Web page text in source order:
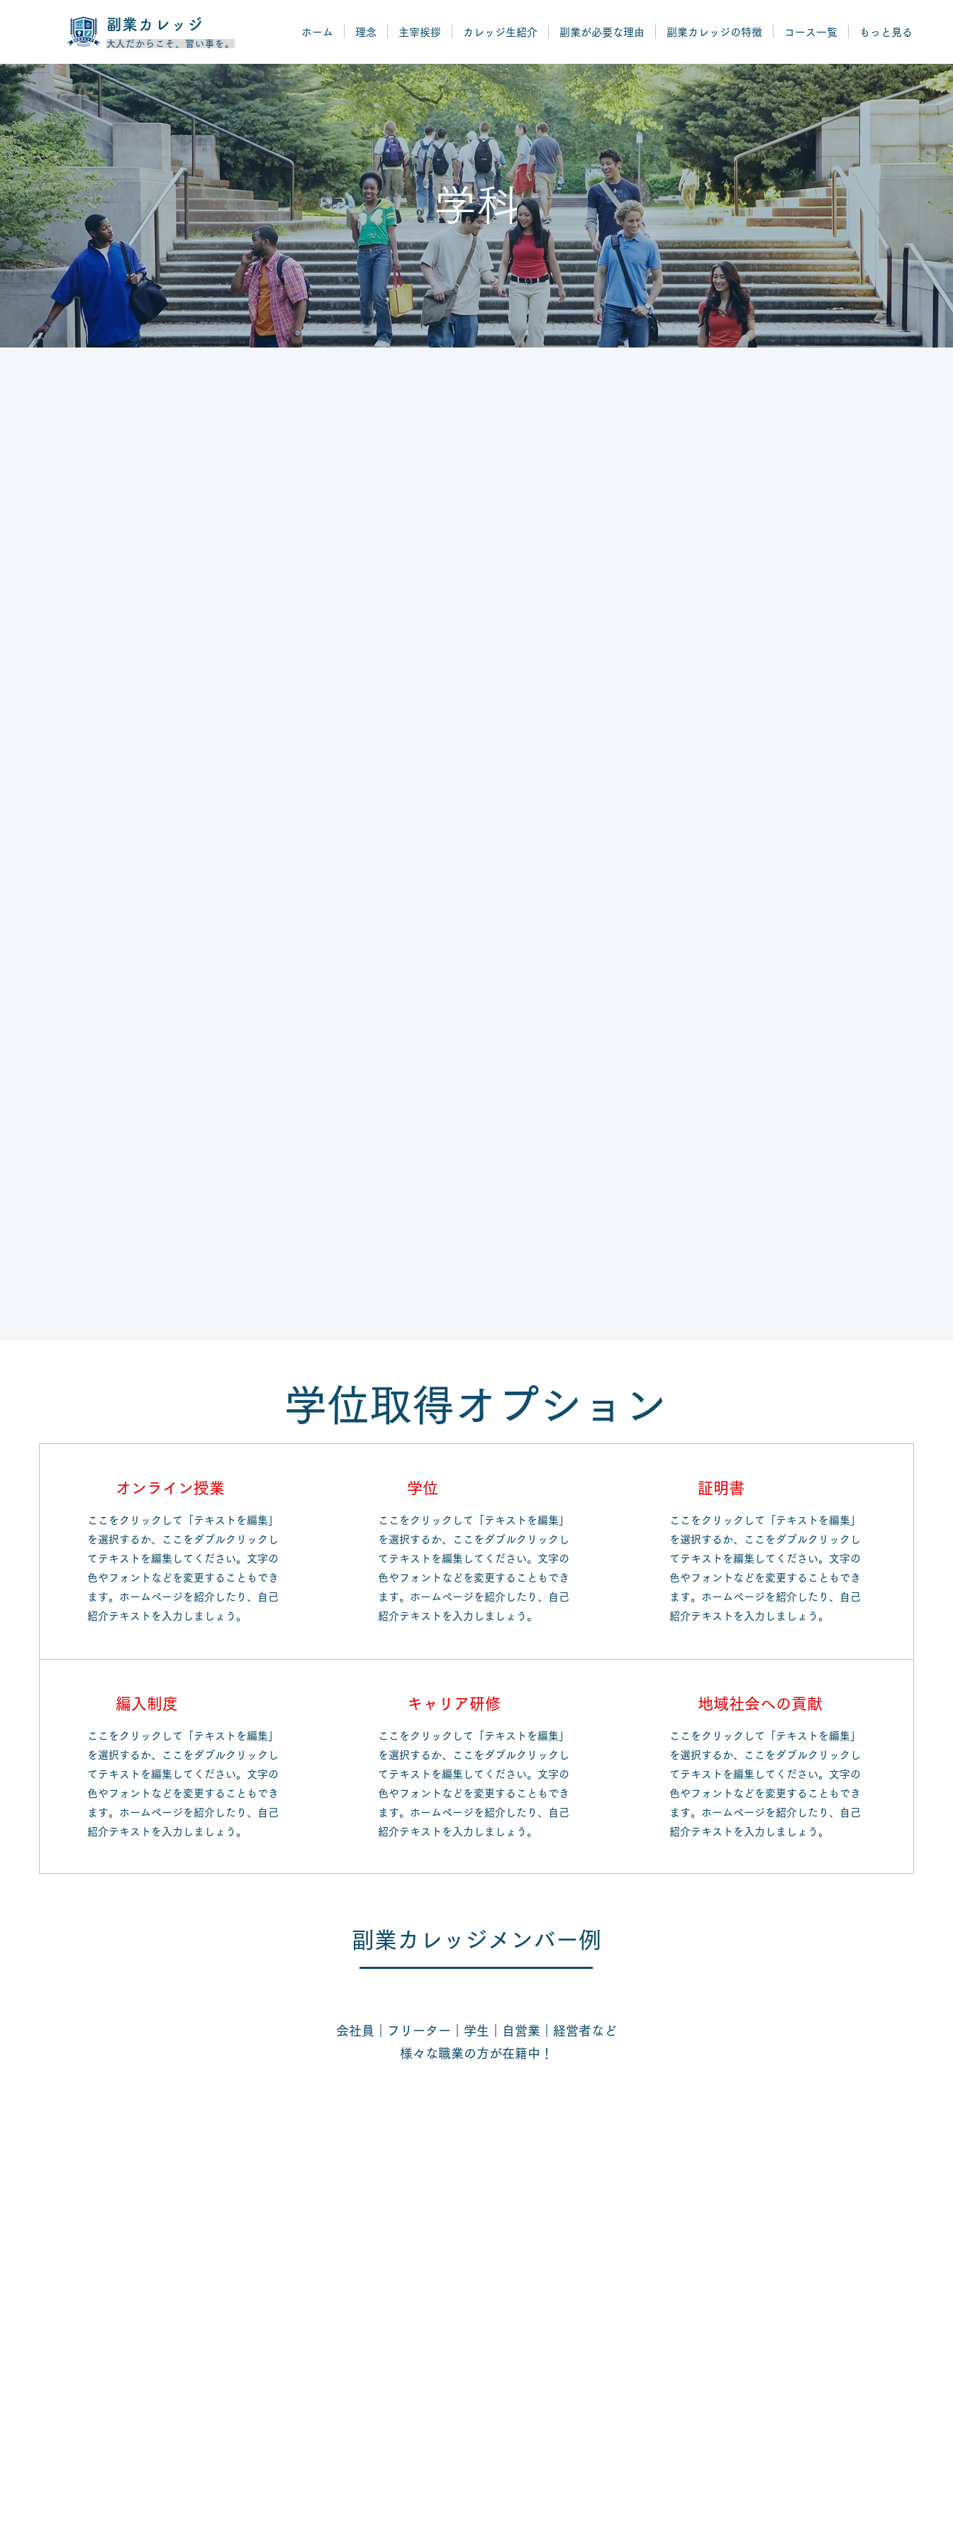
​副業カレッジ
​大人だからこそ、習い事を。
ホーム 理念 主宰挨拶 カレッジ生紹介 副業が必要な理由 副業カレッジの特徴 コース一覧 もっと見る
学科
学位取得オプション
オンライン授業
ここをクリックして「テキストを編集」
を選択するか、ここをダブルクリックし
てテキストを編集してください。文字の
色やフォントなどを変更することもでき
ます。ホームページを紹介したり、自己
紹介テキストを入力しましょう。
​学位
ここをクリックして「テキストを編集」
を選択するか、ここをダブルクリックし
てテキストを編集してください。文字の
色やフォントなどを変更することもでき
ます。ホームページを紹介したり、自己
紹介テキストを入力しましょう。
証明書
ここをクリックして「テキストを編集」
を選択するか、ここをダブルクリックし
てテキストを編集してください。文字の
色やフォントなどを変更することもでき
ます。ホームページを紹介したり、自己
紹介テキストを入力しましょう。
編入制度
ここをクリックして「テキストを編集」
を選択するか、ここをダブルクリックし
てテキストを編集してください。文字の
色やフォントなどを変更することもでき
ます。ホームページを紹介したり、自己
紹介テキストを入力しましょう。
キャリア研修
ここをクリックして「テキストを編集」
を選択するか、ここをダブルクリックし
てテキストを編集してください。文字の
色やフォントなどを変更することもでき
ます。ホームページを紹介したり、自己
紹介テキストを入力しましょう。
地域社会への​貢献
ここをクリックして「テキストを編集」
を選択するか、ここをダブルクリックし
てテキストを編集してください。文字の
色やフォントなどを変更することもでき
ます。ホームページを紹介したり、自己
紹介テキストを入力しましょう。
副業カレッジメンバー例
会社員｜フリーター｜学生｜自営業｜経営者など
​様々な職業の方が在籍中！